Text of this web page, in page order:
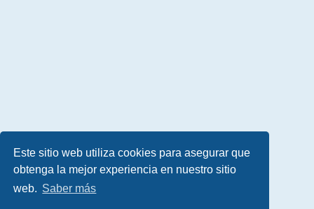
Este sitio web utiliza cookies para asegurar que
obtenga la mejor experiencia en nuestro sitio
web. Saber más